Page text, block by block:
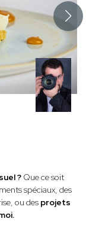
? Que ce soit
spéciaux, des
ou des projets